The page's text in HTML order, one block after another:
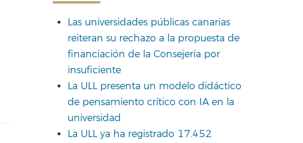
Las universidades públicas canarias
reiteran su rechazo a la propuesta de
financiación de la Consejería por
insuficiente
La ULL presenta un modelo didáctico
de pensamiento crítico con IA en la
universidad
La ULL ya ha registrado 17.452